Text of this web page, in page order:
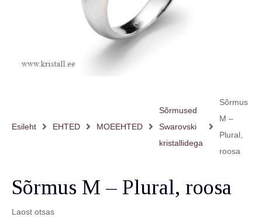
Esileht EHTED MOEEHTED
Sõrmused
Swarovski
kristallidega
Sõrmus
M –
Plural,
roosa
Sõrmus M – Plural, roosa
Laost otsas